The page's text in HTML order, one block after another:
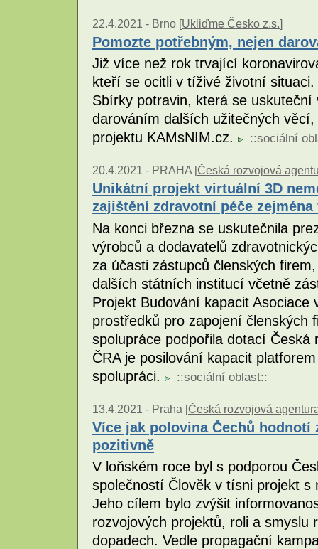
22.4.2021 - Brno [Ukliďme Česko z.s.]
Pomozte potřebným, nejen
Již více než rok trvající
kteří se ocitli v tíživé životní
Sbírky potravin, která se
darováním dalších užitečných
projektu KAMsNIM.cz.
::sociální
20.4.2021 - PRAHA [Česká rozvojová
Unikátní projekt virtuální 3D
zajištění zdravotní péče
Na konci března se uskutečnila
výrobců a dodavatelů
za účasti zástupců členských
dalších státních institucí včetně
Projekt Budování kapacit
prostředků pro zapojení členských
spolupráce podpořila dotací
ČRA je posilování kapacit
spolupráci.
::sociální oblast::
13.4.2021 - Praha [Česká rozvojová
Více jak polovina Čechů
pozitivně
V loňském roce byl s podporou
společností Člověk v tísni projekt
Jeho cílem bylo zvýšit
rozvojových projektů, roli a smyslu
dopadech. Vedle propagační